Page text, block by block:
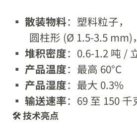
▪️ 散装物料：塑料粒子，
圆柱形 (Ø 1.5-3.5
▪️ 堆积密度：0.6-1.2 吨 /
▪️ 产品温度：最高 60°C
▪️ 产品湿度：最大 0.3%
▪️ 输送速率：69 至 150
🛠️ 技术亮点